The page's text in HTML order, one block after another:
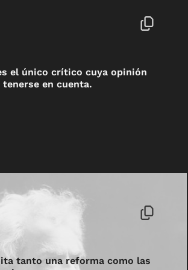
el único crítico cuya opinión
tenerse en cuenta.
tanto una reforma como las